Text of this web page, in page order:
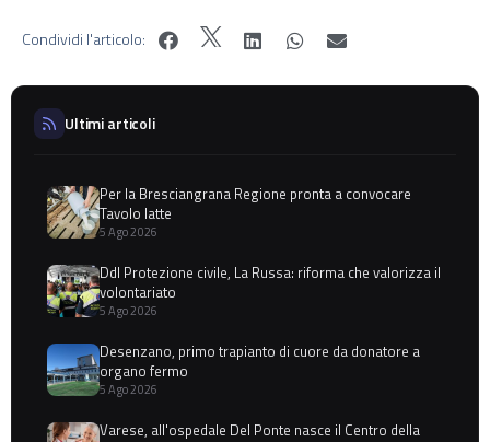
Condividi l'articolo:
Ultimi articoli
Per la Bresciangrana Regione pronta a convocare
Tavolo latte
5 Ago 2026
Ddl Protezione civile, La Russa: riforma che valorizza il
volontariato
5 Ago 2026
Desenzano, primo trapianto di cuore da donatore a
organo fermo
5 Ago 2026
Varese, all'ospedale Del Ponte nasce il Centro della